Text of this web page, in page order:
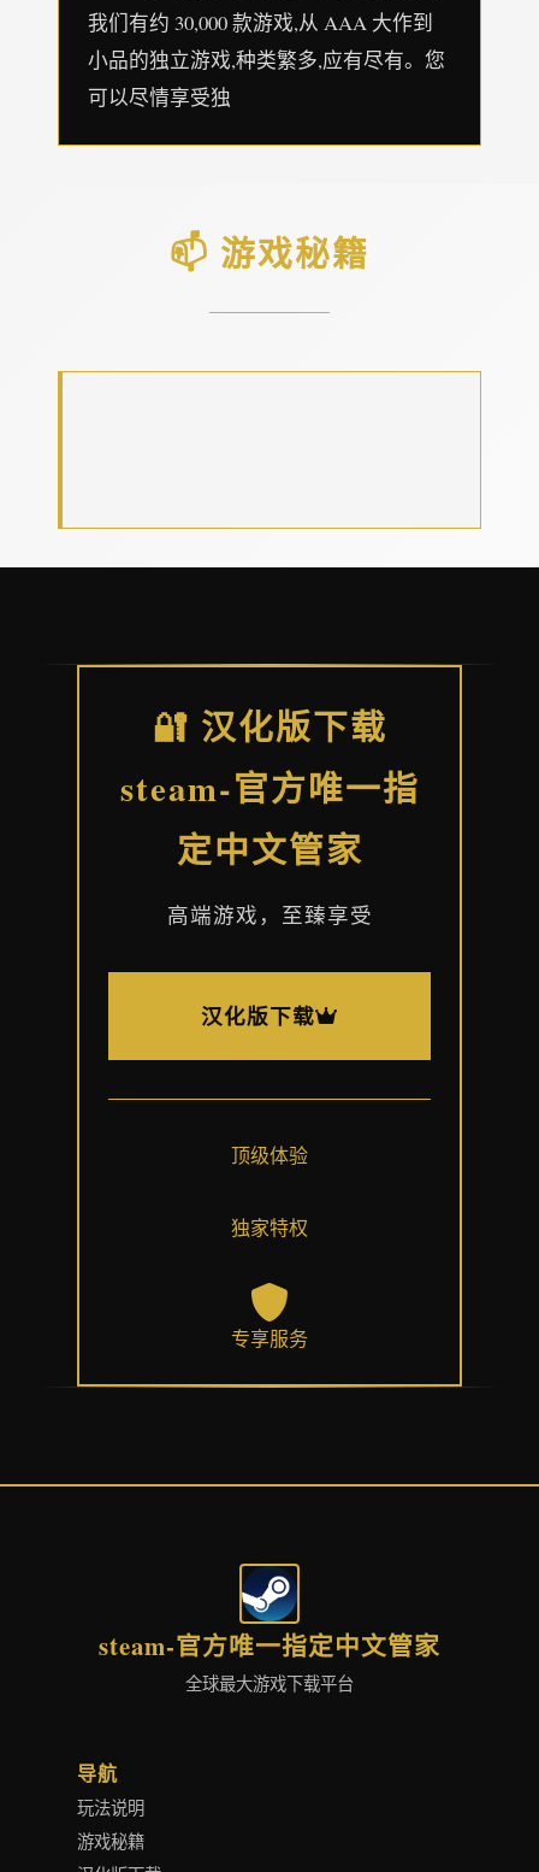
我们有约 30,000 款游戏,从 AAA 大作到
小品的独立游戏,种类繁多,应有尽有。您
可以尽情享受独
📫 游戏秘籍
🔐 汉化版下载
steam-官方唯一指
定中文管家
高端游戏，至臻享受
汉化版下载
顶级体验
独家特权
专享服务
steam-官方唯一指定中文管家
全球最大游戏下载平台
导航
玩法说明
游戏秘籍